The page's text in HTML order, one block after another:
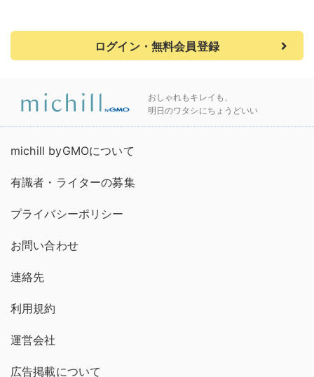
ログイン・無料会員登録
おしゃれもキレイも、
明日のワタシにちょうどいい
michill byGMOについて
有識者・ライターの募集
プライバシーポリシー
お問い合わせ
連絡先
利用規約
運営会社
広告掲載について